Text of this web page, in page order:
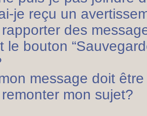
je reçu un
des
le bouton
message doit
mon sujet?